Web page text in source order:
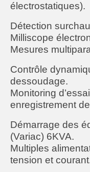
électrostatiques).
Détection
Milliscope
Mesures
Contrôle
dessoudage.
Monitoring
enregistrement
Démarrage des
(Variac) 6KVA.
Multiples
tension et